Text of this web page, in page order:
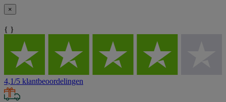
×
{ }
4,1/5 klantbeoordelingen